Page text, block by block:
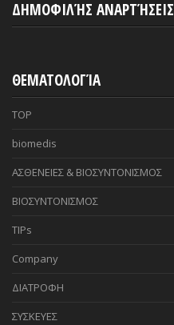
ΔΗΜΟΦΙΛΉΣ ΑΝΑΡΤΉΣΕΙΣ
ΘΕΜΑΤΟΛΟΓΊΑ
TOP
biomedis
ΑΣΘΕΝΕΙΕΣ & ΒΙΟΣΥΝΤΟΝΙΣΜΟΣ
ΒΙΟΣΥΝΤΟΝΙΣΜΟΣ
TIPs
Company
ΔΙΑΤΡΟΦΗ
ΣΥΣΚΕΥΕΣ